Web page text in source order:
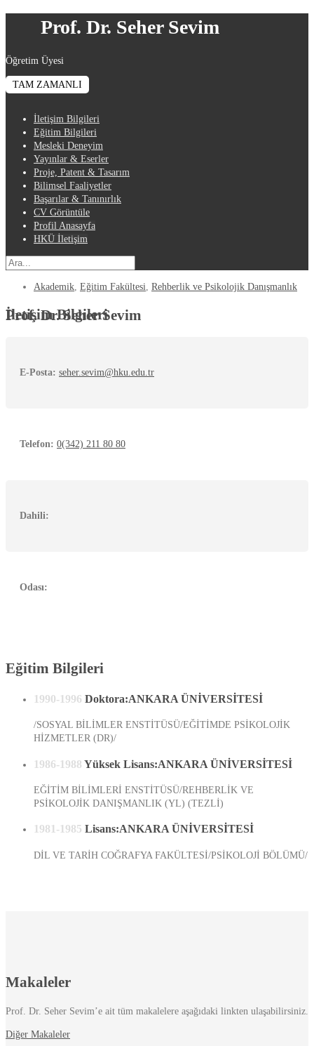
Prof. Dr. Seher Sevim
Öğretim Üyesi
TAM ZAMANLI
İletişim Bilgileri
Eğitim Bilgileri
Mesleki Deneyim
Yayınlar & Eserler
Proje, Patent & Tasarım
Bilimsel Faaliyetler
Başarılar & Tanınırlık
CV Görüntüle
Profil Anasayfa
HKÜ İletişim
Akademik Eğitim Fakültesi Rehberlik ve Psikolojik Danışmanlık
Prof. Dr. Seher Sevim
İletişim Bilgileri
E-Posta: seher.sevim@hku.edu.tr
Telefon: 0(342) 211 80 80
Dahili:
Odası:
Eğitim Bilgileri
1990-1996 Doktora:ANKARA ÜNİVERSİTESİ
/SOSYAL BİLİMLER ENSTİTÜSÜ/EĞİTİMDE PSİKOLOJİK
HİZMETLER (DR)/
1986-1988 Yüksek Lisans:ANKARA ÜNİVERSİTESİ
EĞİTİM BİLİMLERİ ENSTİTÜSÜ/REHBERLİK VE
PSİKOLOJİK DANIŞMANLIK (YL) (TEZLİ)
1981-1985 Lisans:ANKARA ÜNİVERSİTESİ
DİL VE TARİH COĞRAFYA FAKÜLTESİ/PSİKOLOJİ BÖLÜMÜ/
Makaleler
Prof. Dr. Seher Sevim’e ait tüm makalelere aşağıdaki linkten ulaşabilirsiniz.
Diğer Makaleler